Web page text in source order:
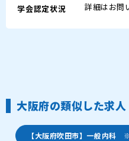
学会認定状況 詳細はお問
大阪府の類似した求人
【大阪府吹田市】一般内